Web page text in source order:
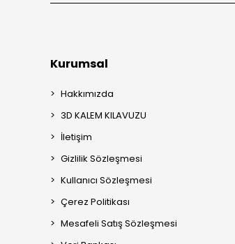
Kurumsal
Hakkımızda
3D KALEM KILAVUZU
İletişim
Gizlilik Sözleşmesi
Kullanıcı Sözleşmesi
Çerez Politikası
Mesafeli Satış Sözleşmesi